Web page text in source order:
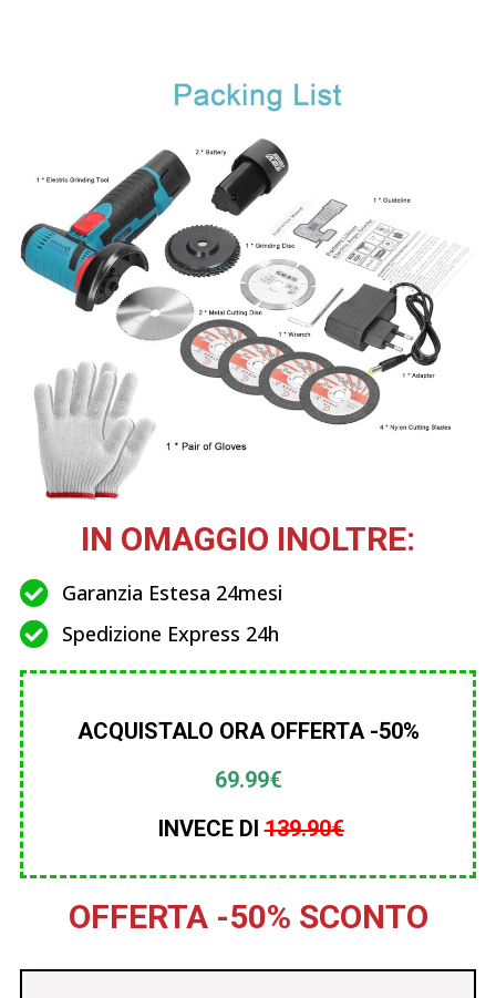
IN OMAGGIO INOLTRE:
Garanzia Estesa 24mesi
Spedizione Express 24h
ACQUISTALO ORA OFFERTA -50%
69.99€
INVECE DI139.90€
OFFERTA -50% SCONTO